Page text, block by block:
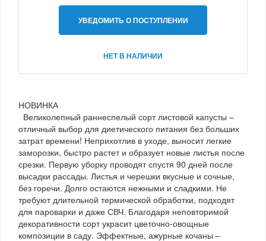
УВЕДОМИТЬ О ПОСТУПЛЕНИИ
НЕТ В НАЛИЧИИ
НОВИНКА
Великолепный раннеспелый сорт листовой капусты –
отличный выбор для диетического питания без больших
затрат времени! Неприхотлив в уходе, выносит легкие
заморозки, быстро растет и образует новые листья после
срезки. Первую уборку проводят спустя 90 дней после
высадки рассады. Листья и черешки вкусные и сочные,
без горечи. Долго остаются нежными и сладкими. Не
требуют длительной термической обработки, подходят
для пароварки и даже СВЧ. Благодаря неповторимой
декоративности сорт украсит цветочно-овощные
композиции в саду. Эффектные, ажурные кочаны –